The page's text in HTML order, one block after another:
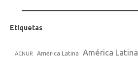
Etiquetas
ACNUR America Latina América Latina